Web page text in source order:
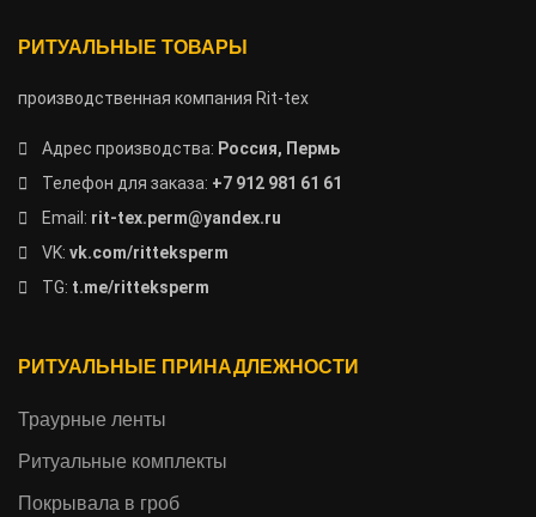
РИТУАЛЬНЫЕ ТОВАРЫ
производственная компания Rit-tex
Адрес производства: Россия, Пермь
Телефон для заказа: +7 912 981 61 61
Email: rit-tex.perm@yandex.ru
VK: vk.com/ritteksperm
TG: t.me/ritteksperm
РИТУАЛЬНЫЕ ПРИНАДЛЕЖНОСТИ
Траурные ленты
Ритуальные комплекты
Покрывала в гроб